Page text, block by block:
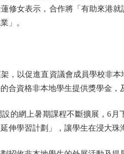
修女表示，合作將「有助來港
」。
以促進直資議會成員學校非本
合資格非本地學生提供獎學金，
網上暑期課程不斷擴展，6月
伸學習計劃」，讓學生在浸大珠